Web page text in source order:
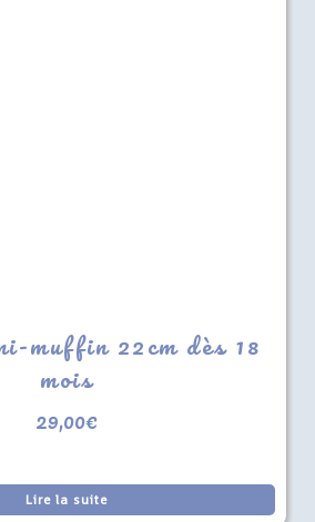
muffin 22cm dès 18
mois
29,00€
Lire la suite